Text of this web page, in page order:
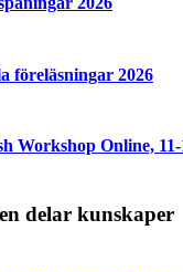
föreläsningar 2026
Workshop Online,
delar kunskaper